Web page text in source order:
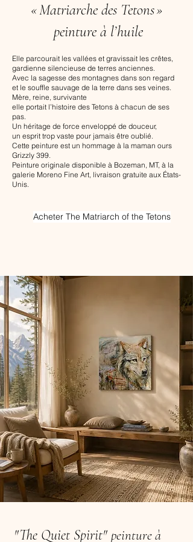
« Matriarche des Tetons »
peinture à l’huile
Elle parcourait les vallées et gravissait les crêtes,
gardienne silencieuse de terres anciennes.
Avec la sagesse des montagnes dans son regard
et le souffle sauvage de la terre dans ses veines.
Mère, reine, survivante
elle portait l’histoire des Tetons à chacun de ses
pas.
Un héritage de force enveloppé de douceur,
un esprit trop vaste pour jamais être oublié.
Cette peinture est un hommage à la maman ours
Grizzly 399.
Peinture originale disponible à Bozeman, MT, à la
galerie Moreno Fine Art, livraison gratuite aux États-
Unis.
Acheter The Matriarch of the Tetons
"The Quiet Spirit" peinture à